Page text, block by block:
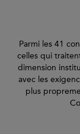
Parmi les 41
celles qui
dimension
avec les
plus